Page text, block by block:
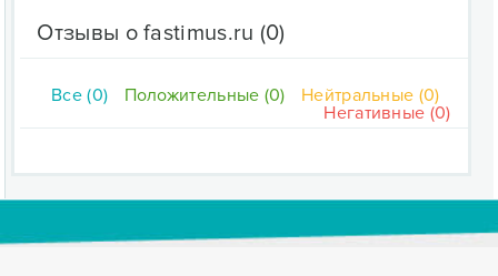
Отзывы о fastimus.ru (0)
Все (0) Положительные (0)
Нейтральные (0)
Негативные (0)